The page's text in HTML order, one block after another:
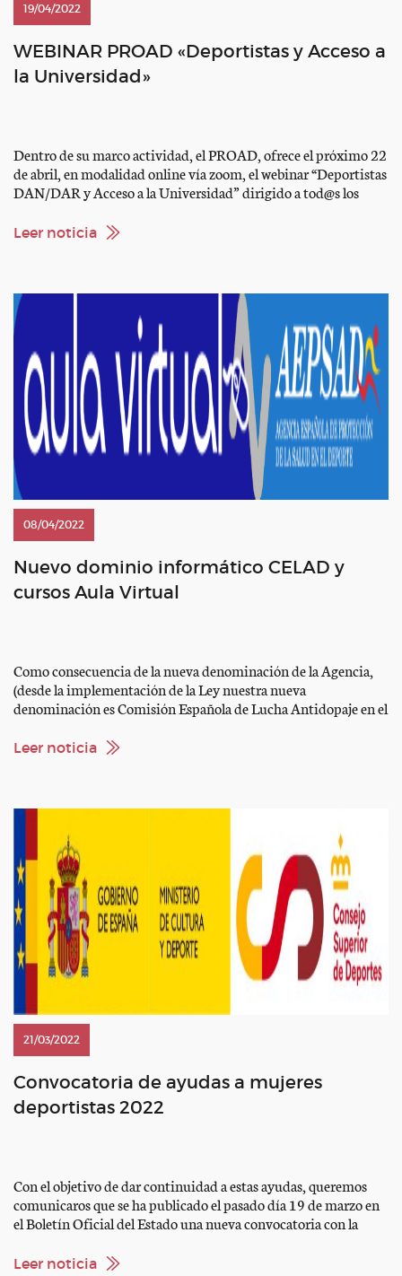
19/04/2022
WEBINAR PROAD «Deportistas y Acceso a
la Universidad»
Dentro de su marco actividad, el PROAD, ofrece el próximo 22
de abril, en modalidad online vía zoom, el webinar “Deportistas
DAN/DAR y Acceso a la Universidad” dirigido a tod@s los
ciclos formativos. El acceso a la universidad es una etapa
Leer noticia
08/04/2022
Nuevo dominio informático CELAD y
cursos Aula Virtual
Como consecuencia de la nueva denominación de la Agencia,
(desde la implementación de la Ley nuestra nueva
denominación es Comisión Española de Lucha Antidopaje en el
dominio informático que afecta también a los cursos alojados
Leer noticia
21/03/2022
Convocatoria de ayudas a mujeres
deportistas 2022
Con el objetivo de dar continuidad a estas ayudas, queremos
comunicaros que se ha publicado el pasado día 19 de marzo en
el Boletín Oficial del Estado una nueva convocatoria con la
facilitar el acceso a esta información nos gustaría poder contar
Leer noticia